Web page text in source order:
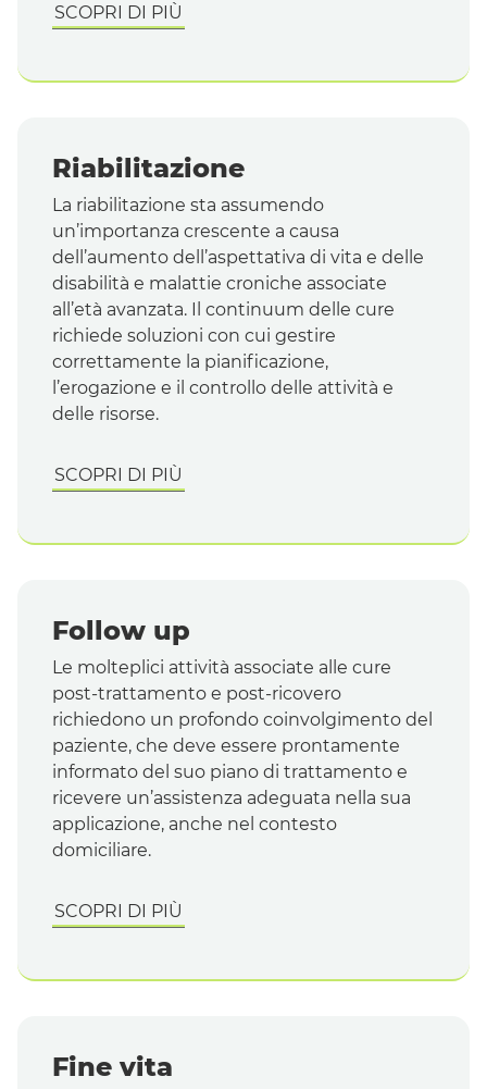
SCOPRI DI PIÙ
Riabilitazione
La riabilitazione sta assumendo
un’importanza crescente a causa
dell’aumento dell’aspettativa di vita e delle
disabilità e malattie croniche associate
all’età avanzata. Il continuum delle cure
richiede soluzioni con cui gestire
correttamente la pianificazione,
l’erogazione e il controllo delle attività e
delle risorse.
SCOPRI DI PIÙ
Follow up
Le molteplici attività associate alle cure
post-trattamento e post-ricovero
richiedono un profondo coinvolgimento del
paziente, che deve essere prontamente
informato del suo piano di trattamento e
ricevere un’assistenza adeguata nella sua
applicazione, anche nel contesto
domiciliare.
SCOPRI DI PIÙ
Fine vita